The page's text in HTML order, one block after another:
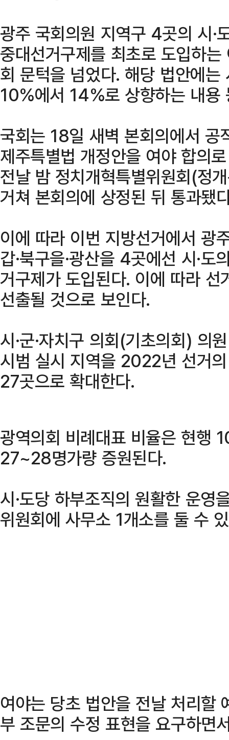
광주 국회의원 지역구 4곳의 시·
중대선거구제를 최초로 도입하
회 문턱을 넘었다. 해당 법안에는
10%에서 14%로 상향하는 내용
국회는 18일 새벽 본회의에서 공
제주특별법 개정안을 여야 합의
전날 밤 정치개혁특별위원회(정
거쳐 본회의에 상정된 뒤 통과됐
이에 따라 이번 지방선거에서 광
갑·북구을·광산을 4곳에선 시·
거구제가 도입된다. 이에 따라
선출될 것으로 보인다.
시·군·자치구 의회(기초의회) 의
시범 실시 지역을 2022년 선거
27곳으로 확대한다.
광역의회 비례대표 비율은 현행
27~28명가량 증원된다.
시·도당 하부조직의 원활한 운영
위원회에 사무소 1개소를 둘 수
여야는 당초 법안을 전날 처리할
부 조문의 수정 표현을 요구하면